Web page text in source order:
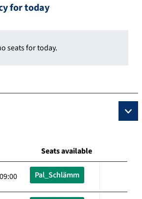
for today
seats for today.
Seats available
Pal_Schlämm